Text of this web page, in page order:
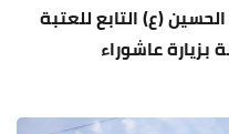
(ع) التابع للعتبة
عاشوراء